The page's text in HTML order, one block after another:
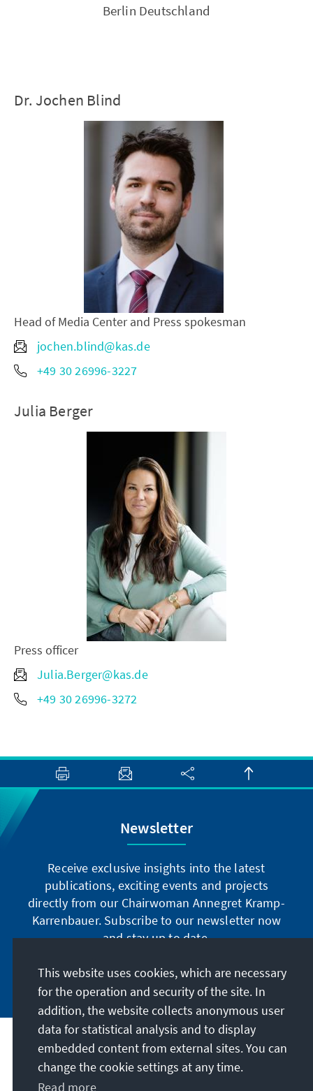
Berlin Deutschland
Dr. Jochen Blind
Head of Media Center and Press spokesman
jochen.blind@kas.de
+49 30 26996-3227
Julia Berger
Press officer
Julia.Berger@kas.de
+49 30 26996-3272
Newsletter
Receive exclusive insights into the latest
publications, exciting events and projects
directly from our Chairwoman Annegret Kramp-
Karrenbauer. Subscribe to our newsletter now
and stay up to date.
Subscribe now
Our mission
Contact
This website uses cookies, which are necessary
for the operation and security of the site. In
addition, the website collects anonymous user
data for statistical analysis and to display
embedded content from external sites. You can
change the cookie settings at any time.
Read more